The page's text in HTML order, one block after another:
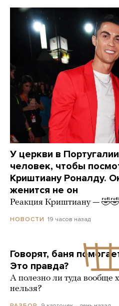
У церкви в
человек, чтобы
Криштиану Роналду.
женится не он
Реакция Криштиану —
НОВОСТИ 19 часов назад
Говорят, баня
Это правда?
А полезно ли туда вообще
нельзя?